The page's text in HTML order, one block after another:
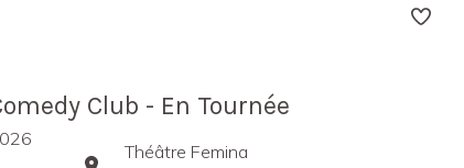
Club - En Tournée
Théâtre Femina